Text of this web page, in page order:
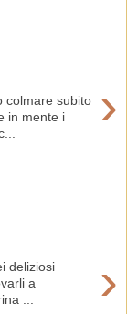
›
colmare subito
in mente i
›
deliziosi
a
...